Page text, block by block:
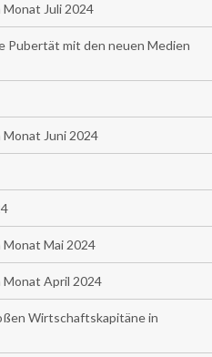
Juli 2024
Pubertät mit den neuen Medien
Juni 2024
Mai 2024
April 2024
Wirtschaftskapitäne in